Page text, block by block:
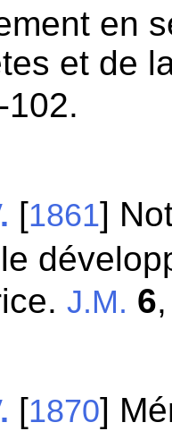
en
et de
102.
[1861]
J.M. 6
[1870]